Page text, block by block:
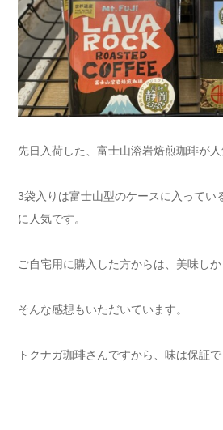
先日入荷した、富士山溶岩焙煎珈琲が人
3袋入りは富士山型のケースに入ってい
に人気です。
ご自宅用に購入した方からは、美味しか
そんな感想もいただいています。
トクナガ珈琲さんですから、味は保証で